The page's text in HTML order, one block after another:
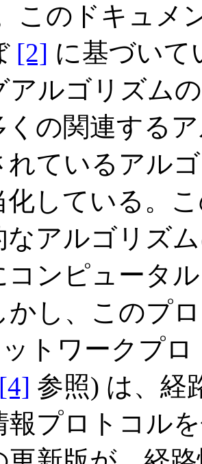
このドキュメ
[2] に基づいて
アルゴリズム
くの関連する
れているアル
化している。
なアルゴリズ
コンピュータ
かし、このプ
トワークプ
[4] 参照) は、経
報プロトコル